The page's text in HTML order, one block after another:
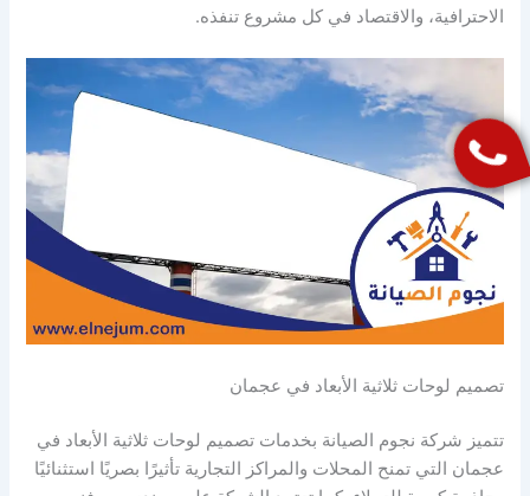
الاحترافية، والاقتصاد في كل مشروع تنفذه.
تصميم لوحات ثلاثية الأبعاد في عجمان
تتميز شركة نجوم الصيانة بخدمات تصميم لوحات ثلاثية الأبعاد في
عجمان التي تمنح المحلات والمراكز التجارية تأثيرًا بصريًا استثنائيًا